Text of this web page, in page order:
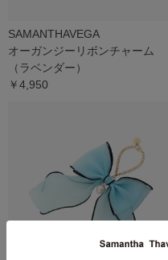
SAMANTHAVEGA
オーガンジーリボンチャーム
（ラベンダー）
￥4,950